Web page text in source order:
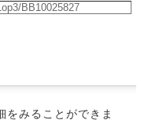
をみることができま